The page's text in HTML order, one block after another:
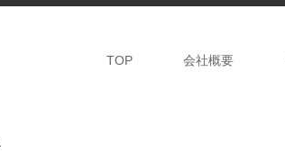
TOP 会社概要